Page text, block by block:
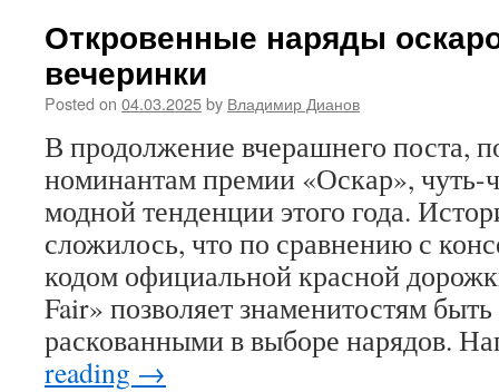
Откровенные наряды
вечеринки
Posted on 04.03.2025by Владимир Дианов
В продолжение вчерашнего поста,
номинантам премии «Оскар», чуть-
модной тенденции этого года.
сложилось, что по сравнению с
кодом официальной красной
Fair» позволяет знаменитостям
раскованными в выборе нарядов.
reading →